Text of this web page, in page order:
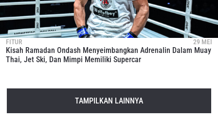
FITUR 29 MEI
Kisah Ramadan Ondash Menyeimbangkan Adrenalin Dalam Muay
Thai, Jet Ski, Dan Mimpi Memiliki Supercar
TAMPILKAN LAINNYA